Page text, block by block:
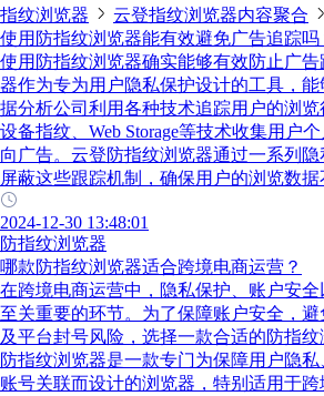
指纹浏览器 云登指纹浏览器内容聚合
使用防指纹浏览器能有效避免广告追踪吗
使用防指纹浏览器确实能够有效防止广
器作为专为用户隐私保护设计的工具，
据分析公司利用各种技术追踪用户的浏
设备指纹、Web Storage等技术收集用户
向广告。云登防指纹浏览器通过一系列
屏蔽这些跟踪机制，确保用户的浏览数据
2024-12-30 13:48:01
防指纹浏览器
哪款防指纹浏览器适合跨境电商运营？
在跨境电商运营中，隐私保护、账户安
至关重要的环节。为了保障账户安全，
及平台封号风险，选择一款合适的防指
防指纹浏览器是一款专门为保障用户隐
账号关联而设计的浏览器，特别适用于